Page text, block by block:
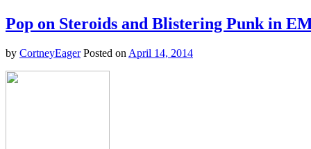
Pop on Steroids and Blistering Punk in
by CortneyEager Posted on April 14, 2014